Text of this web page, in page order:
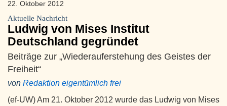
22. Oktober 2012
Aktuelle Nachricht
Ludwig von Mises Institut
Deutschland gegründet
Beiträge zur „Wiederauferstehung des Geistes der
Freiheit“
von Redaktion eigentümlich frei
(ef-UW) Am 21. Oktober 2012 wurde das Ludwig von Mises